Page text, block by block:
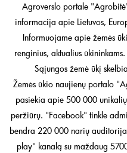
Agroverslo portale
informacija apie Lietuvos,
Informuojame apie žemės
renginius, aktualius
Sąjungos žemė ūkį
Žemės ūkio naujienų portalo
pasiekia apie 500 000
peržiūrų. "Facebook" tinkle
bendra 220 000 narių
play" kanalą su maždaug